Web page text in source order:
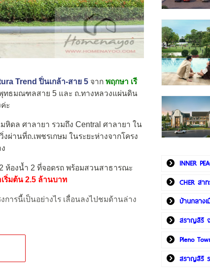
Trend ปิ่นเกล้า-สาย 5 จาก พฤกษา เรี
พุทธมณฑลสาย 5 และ ถ.ทางหลวงแผ่นดิน
ะ
หิดล ศาลายา รวมถึง Central ศาลายา ใน
านที่ถ.เพชรเกษม ในระยะห่างจากโครง
ห้องน้ำ 2 ที่จอดรถ พร้อมสวนสาธารณะ
ริ่มต้น 2.5 ล้านบาท
การนี้เป็นอย่างไร เลื่อนลงไปชมด้านล่าง
INNER
CHER สา
บ้านกลาง
สราญสิริ
Pleno
สราญสิริ